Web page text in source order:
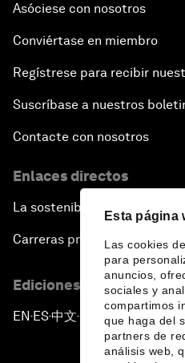
Esta página
Las cookies
para
anuncios,
sociales y
compartimos
que haga del
partners de
análisis web,
Asóciese con nosotros
Conviértase en miembro
Regístrese para recibir
Suscríbase a nuestros
Contacte con nosotros
Enlaces directos
La sostenibilidad en el Foro
Carreras profesionales
Ediciones en otros
EN ▪ES▪中文▪ 日本語